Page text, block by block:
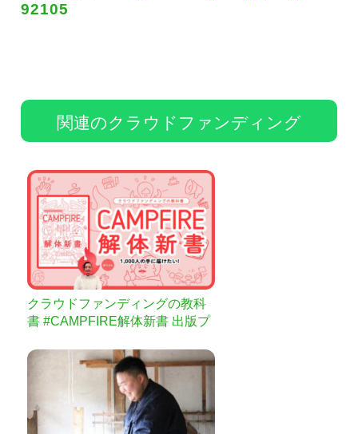
92105
関連のクラウドファンディング
クラウドファンディングの教科
書 #CAMPFIRE解体新書 出版プ